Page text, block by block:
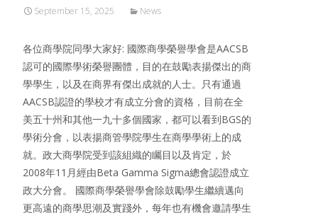
September 15, 2025 News
各位商學院同學大家好: 國際商學榮譽學會是AACSB
認可的國際學術榮譽團體，目的在鼓勵表揚傑出的商
學學生，以及在商界有傑出成就的人士。只有通過
AACSB認證的學校才有成立分會的資格，目前在全
美五十州和其他一九十多個國家，都可以看到BGS的
學術分會，以表揚商管學院學生在商學學術上的成
就。政大商學院受到該組織的矚目以及肯定，於
2008年11月經由Beta Gamma Sigma總會認證成立
政大分會。 國際商學榮譽學會除鼓勵學生繼續邁向
更高遠的商學思潮及實踐外，每年也有機會邀請學生